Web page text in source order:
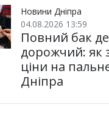
m p
Новини Дніпра
04.08.2026 13:59
Повний бак
дорожчий: як
ціни на
Дніпра